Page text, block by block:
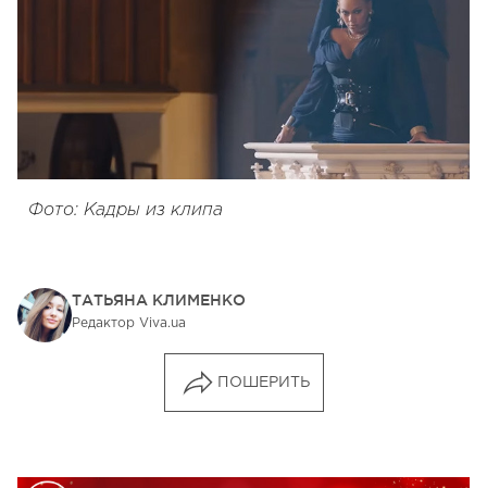
Фото: Кадры из клипа
ТАТЬЯНА КЛИМЕНКО
Редактор Viva.ua
ПОШЕРИТЬ